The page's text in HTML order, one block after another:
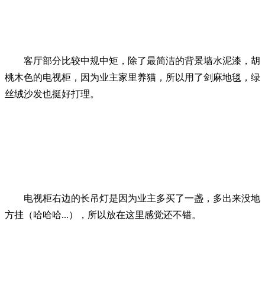
客厅部分比较中规中矩，除了最简洁的背景墙水泥漆，胡
桃木色的电视柜，因为业主家里养猫，所以用了剑麻地毯，绿
丝绒沙发也挺好打理。
电视柜右边的长吊灯是因为业主多买了一盏， 多出来没地
方挂（哈哈哈...），所以放在这里感觉还不错。